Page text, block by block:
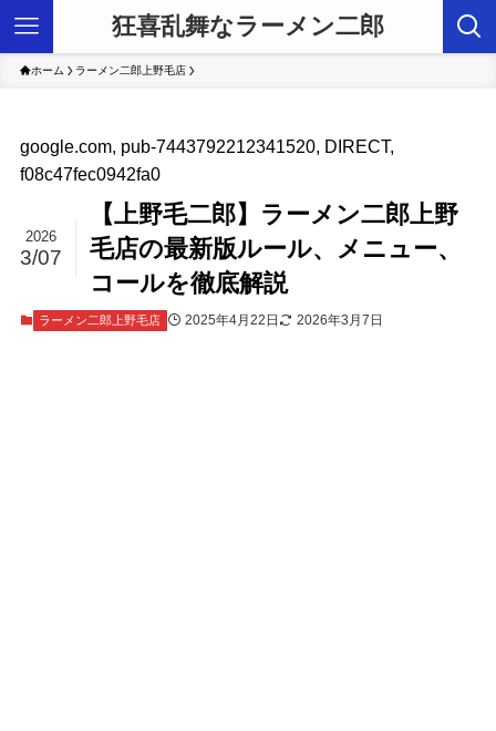
狂喜乱舞なラーメン二郎
ホーム ラーメン二郎上野毛店
google.com, pub-7443792212341520, DIRECT,
f08c47fec0942fa0
【上野毛二郎】ラーメン二郎上野
毛店の最新版ルール、メニュー、
コールを徹底解説
2026
3/07
ラーメン二郎上野毛店 2025年4月22日 2026年3月7日